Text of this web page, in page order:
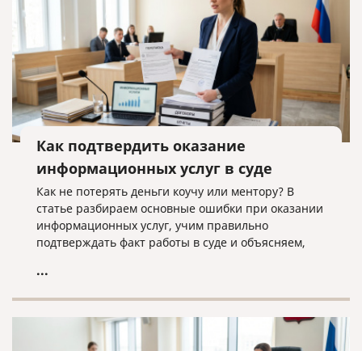
Как подтвердить оказание
информационных услуг в суде
Как не потерять деньги коучу или ментору? В
статье разбираем основные ошибки при оказании
информационных услуг, учим правильно
подтверждать факт работы в суде и объясняем,
прямой путь к взысканию неосновательного
...